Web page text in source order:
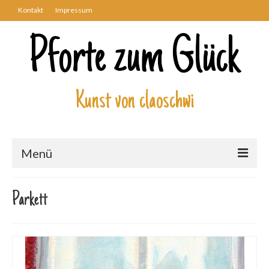
Kontakt Impressum
Pforte zum Glück
Kunst von claoschwi
Menü
Biblisch
Engel und Geflügelte
Parkett